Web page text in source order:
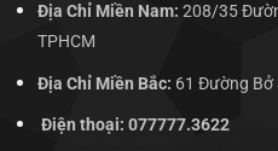
Địa Chỉ Miền Nam: 208/35
TPHCM
Địa Chỉ Miền Bắc: 61 Đường Bở
Điện thoại: 077777.3622